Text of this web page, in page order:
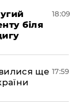
біля
18:09
ще 17:59